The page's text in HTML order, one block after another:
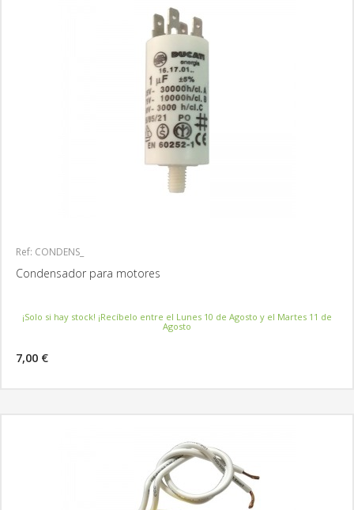
Ref: CONDENS_
Condensador para motores
¡Solo si hay stock! ¡Recíbelo entre el Lunes 10 de Agosto y el Martes 11 de
Agosto
7,00 €